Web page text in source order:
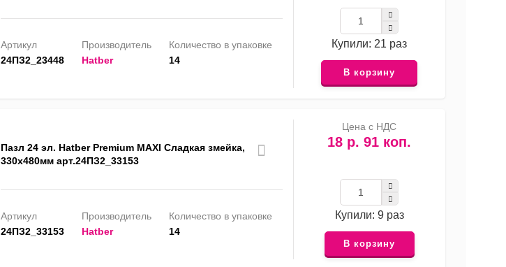
Артикул
24ПЗ2_23448
Производитель
Hatber
Количество в упаковке
14
Купили: 21 раз
В корзину
Пазл 24 эл. Hatber Premium MAXI Сладкая змейка,
330х480мм арт.24ПЗ2_33153
Артикул
24ПЗ2_33153
Производитель
Hatber
Количество в упаковке
14
Цена с НДС
18 р. 91 коп.
Купили: 9 раз
В корзину